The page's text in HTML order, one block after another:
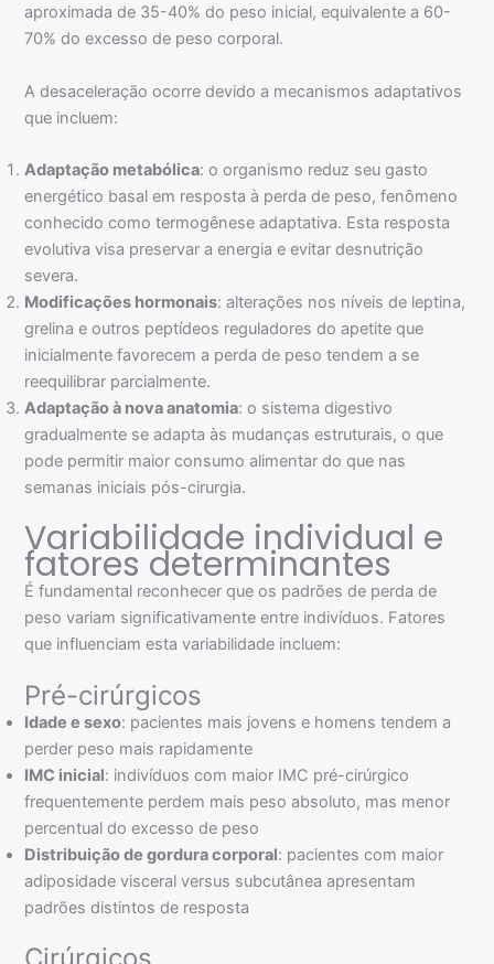
aproximada de 35-40% do peso inicial, equivalente a 60-
70% do excesso de peso corporal.
A desaceleração ocorre devido a mecanismos adaptativos
que incluem:
Adaptação metabólica: o organismo reduz seu gasto
energético basal em resposta à perda de peso, fenômeno
conhecido como termogênese adaptativa. Esta resposta
evolutiva visa preservar a energia e evitar desnutrição
severa.
Modificações hormonais: alterações nos níveis de leptina,
grelina e outros peptídeos reguladores do apetite que
inicialmente favorecem a perda de peso tendem a se
reequilibrar parcialmente.
Adaptação à nova anatomia: o sistema digestivo
gradualmente se adapta às mudanças estruturais, o que
pode permitir maior consumo alimentar do que nas
semanas iniciais pós-cirurgia.
Variabilidade individual e
fatores determinantes
É fundamental reconhecer que os padrões de perda de
peso variam significativamente entre indivíduos. Fatores
que influenciam esta variabilidade incluem:
Pré-cirúrgicos
Idade e sexo: pacientes mais jovens e homens tendem a
perder peso mais rapidamente
IMC inicial: indivíduos com maior IMC pré-cirúrgico
frequentemente perdem mais peso absoluto, mas menor
percentual do excesso de peso
Distribuição de gordura corporal: pacientes com maior
adiposidade visceral versus subcutânea apresentam
padrões distintos de resposta